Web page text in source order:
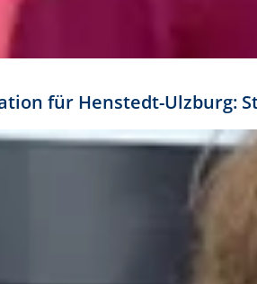
für Henstedt-Ulzburg: